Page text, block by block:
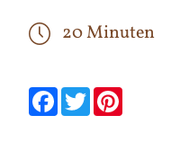
20 Minuten
null
Facebook
null null
Twitter
null null
null